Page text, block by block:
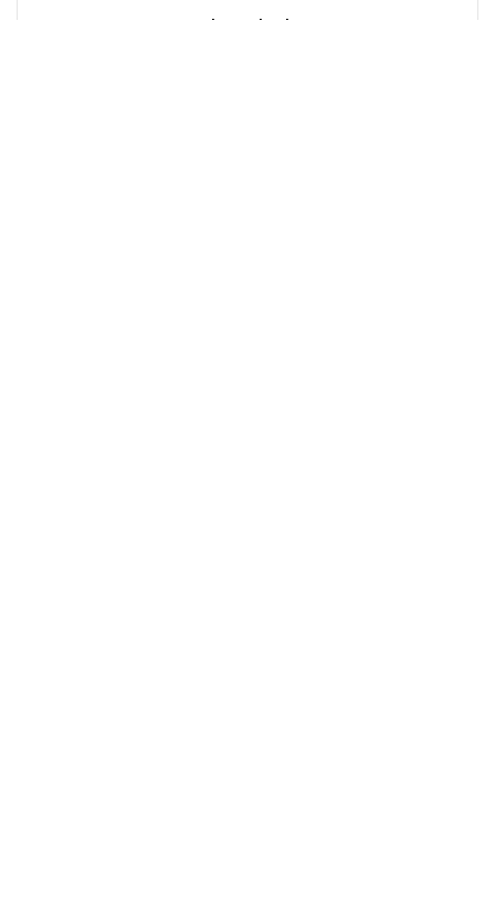
Usina Paineiras